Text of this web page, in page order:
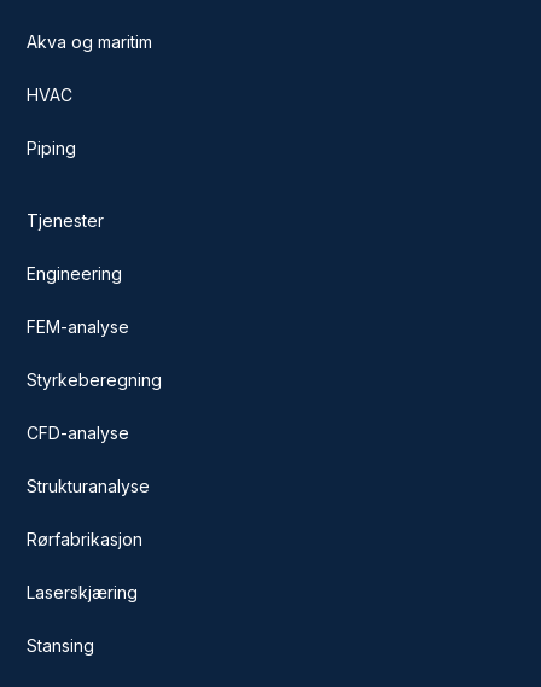
Akva og maritim
HVAC
Piping
Tjenester
Engineering
FEM-analyse
Styrkeberegning
CFD-analyse
Strukturanalyse
Rørfabrikasjon
Laserskjæring
Stansing